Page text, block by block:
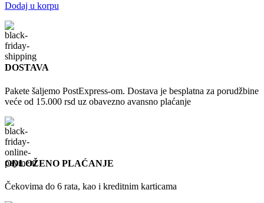
Dodaj u korpu
DOSTAVA
Pakete šaljemo PostExpress-om. Dostava je besplatna za porudžbine
veće od 15.000 rsd uz obavezno avansno plaćanje
ODLOŽENO PLAĆANJE
Čekovima do 6 rata, kao i kreditnim karticama